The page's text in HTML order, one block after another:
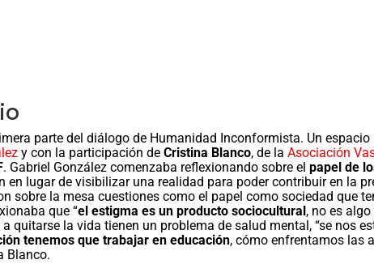
parte del diálogo de Humanidad Inconformista. Un
y con la participación deCristina Blanco, de laAsociación
. Gabriel González comenzaba reflexionando sobre el papel de
en lugar de visibilizar una realidad para poder contribuir en la
sobre la mesa cuestiones como el papel como sociedad que
que “el estigma es un producto sociocultural , no es
quitarse la vida tienen un problema de salud mental, “se nos
tenemos que trabajar en educación, cómo enfrentamos las
Blanco.